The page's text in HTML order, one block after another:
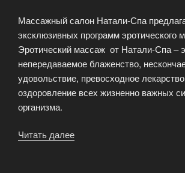
Массажный салон Натали-Спа
эксклюзивных программ эротического
Эротический массаж от Натали-Спа –
непередаваемое блаженство,
удовольствие, превосходное
оздоровление всех жизненно важных
организма.
Читать далее